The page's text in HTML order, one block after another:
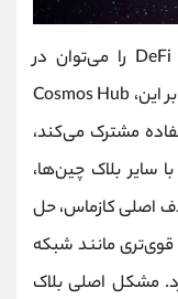
مانند هر بلاک چین دیگری، برنامه‌های DeFi را می‌توان در
Cosmos Hub ساخته و مستقر کرد. علاوه بر این، Cosmos Hub
مشترک می‌کند،
سایر بلاک چین‌ها،
اصلی کازماس، حل
مانند شبکه
مشکل اصلی بلاک